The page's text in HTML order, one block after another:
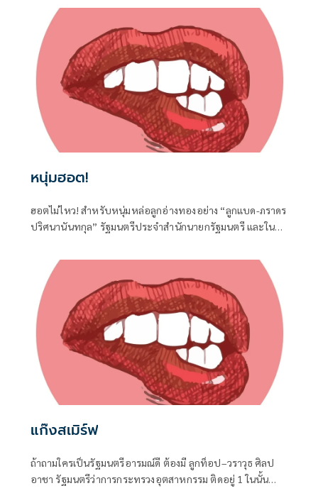
ปัญหาในเขต
หนุ่มฮอต!
ฮอตไม่ไหว! สำหรับหนุ่มหล่อลูกอ่างทองอย่าง “ลูกแบด-ภราดร
ปริศนานันทกุล” รัฐมนตรีประจำสำนักนายกรัฐมนตรี และใน
รอบวันคล้ายวันเกิด 77 ปี ของนายประภัตร โพธสุธน
สส.สุพรรณบุรี จากค่ายเดียวกันที่จังหวัดสุพรรณบุรี เมื่อวันที่ 1
สิงหาคมที่ผ่านมา
แก๊งสเมิร์ฟ
ถ้าถามใครเป็นรัฐมนตรีอารมณ์ดี ต้องมี ลูกท็อป–วราวุธ ศิลป
อาชา รัฐมนตรีว่าการกระทรวงอุตสาหกรรม ติดอยู่ 1 ในนั้น